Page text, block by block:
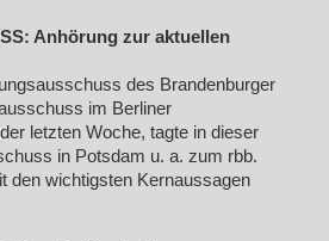
Anhörung zur aktuellen
des Brandenburger
im Berliner
letzten Woche, tagte in dieser
in Potsdam u. a. zum rbb.
den wichtigsten Kernaussagen